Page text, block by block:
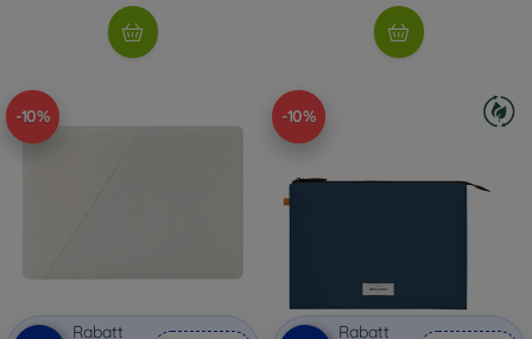
-10%
Rabatt
-10%
Rabatt